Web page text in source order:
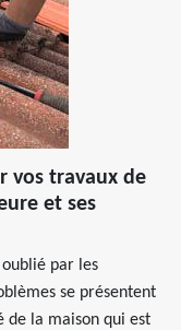
vos travaux de
et ses
par les
se présentent
de la maison qui est